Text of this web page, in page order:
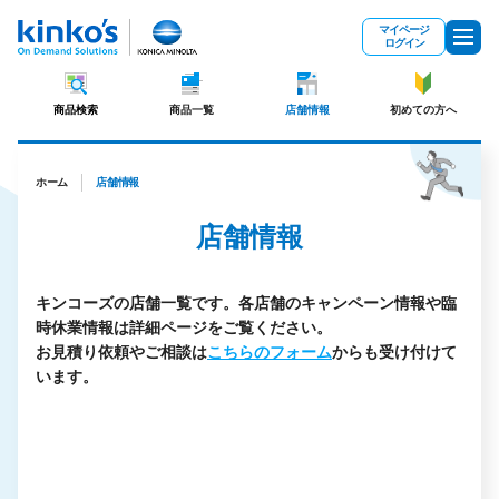
マイページ
ログイン
商品検索 商品一覧 店舗情報 初めての方へ
ホーム 店舗情報
店舗情報
キンコーズの店舗一覧です。 各店舗のキャンペーン情報や臨
時休業情報は詳細ページをご覧ください。
お見積り依頼やご相談はこちらのフォームからも受け付けて
います。